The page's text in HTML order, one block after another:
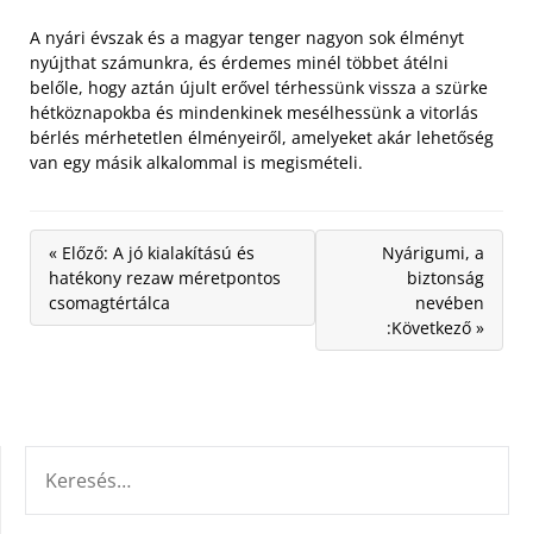
A nyári évszak és a magyar tenger nagyon sok élményt
nyújthat számunkra, és érdemes minél többet átélni
belőle, hogy aztán újult erővel térhessünk vissza a szürke
hétköznapokba és mindenkinek mesélhessünk a vitorlás
bérlés mérhetetlen élményeiről, amelyeket akár lehetőség
van egy másik alkalommal is megismételi.
« Előző: A jó kialakítású és
hatékony rezaw méretpontos
csomagtértálca
Nyárigumi, a
biztonság
nevében
:Következő »